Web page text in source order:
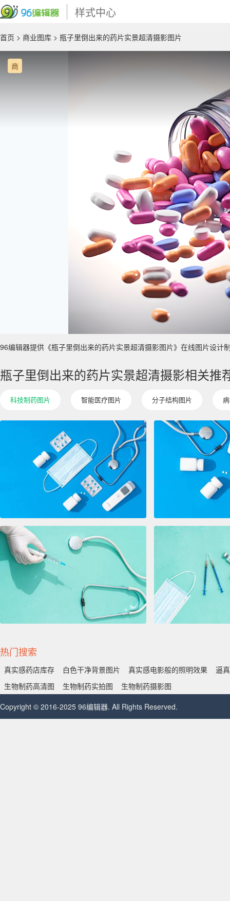
样式中心
首页 > 商业图库 > 瓶子里倒出来的药片实景超清摄影图片
商
96编辑器提供《瓶子里倒出来的药片实景超清摄影图片》在线图片设
瓶子里倒出来的药片实景超清摄影相关推
科技制药图片 智能医疗图片 分子结构图片
热门搜索
真实感药店库存 白色干净背景图片 真实感电影般的照明效果
逼
生物制药高清图
生物制药实拍图
生物制药摄影图
Copyright © 2016-2025 96编辑器. All Rights Reserved.